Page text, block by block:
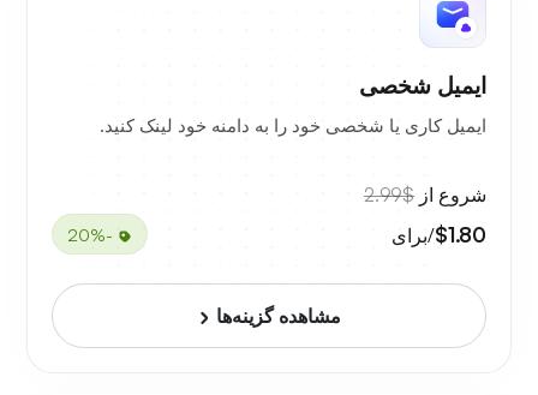
ایمیل شخصی
ایمیل کاری یا شخصی خود را به دامنه خود لینک کنید.
شروع از $2.99
$1.80/برای -20%
مشاهده گزینه‌ها